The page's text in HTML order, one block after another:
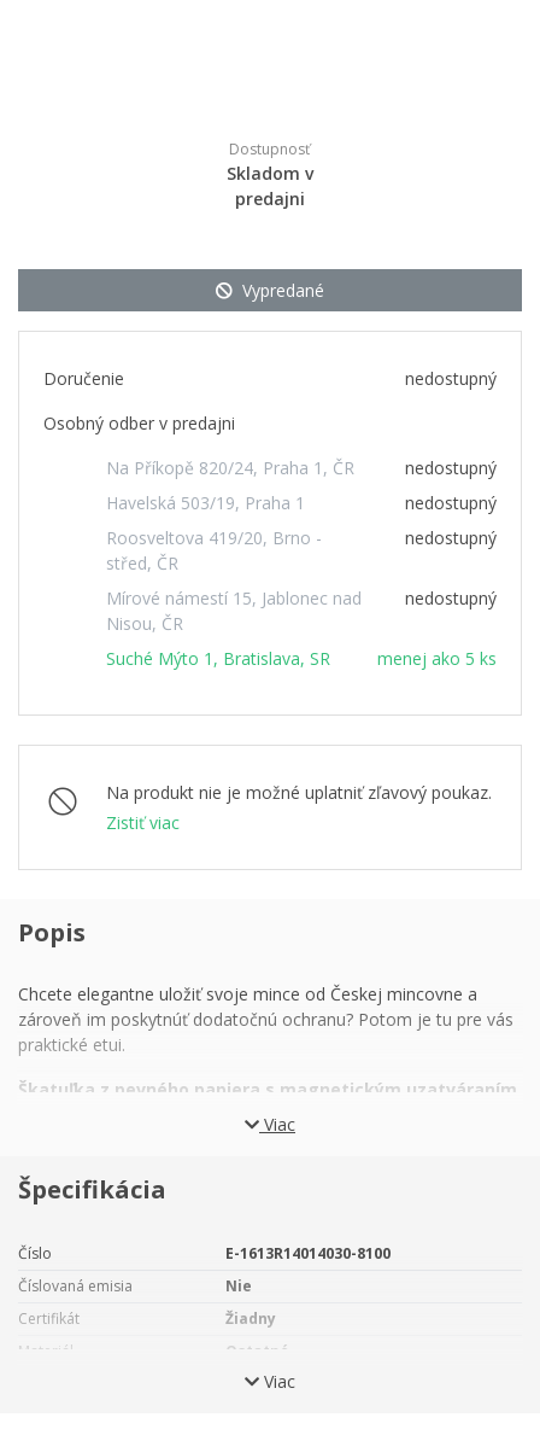
Dostupnosť
Skladom v
predajni
Vypredané
Doručenie
nedostupný
Osobný odber v predajni
Na Příkopě 820/24, Praha 1, ČR
nedostupný
Havelská 503/19, Praha 1
nedostupný
Roosveltova 419/20, Brno -
střed, ČR
nedostupný
Mírové námestí 15, Jablonec nad
Nisou, ČR
nedostupný
Suché Mýto 1, Bratislava, SR menej ako 5 ks
Na produkt nie je možné uplatniť zľavový poukaz.
Zistiť viac
Popis
Chcete elegantne uložiť svoje mince od Českej mincovne a
zároveň im poskytnúť dodatočnú ochranu? Potom je tu pre vás
praktické etui.
Škatuľka z pevného papiera s magnetickým uzatváraním
obsiahne 1 kus striebornej mince Českej mincovne
s hmotnosťou 10 trojských uncí.
Ideálne sa hodí na strieborné investičné mince, ktoré sa
predávajú v ochranných kapsliach a svoju vlastnú škatuľku
Český lev
Tolar
Viac
Špecifikácia
Číslo
E-1613R14014030-8100
Číslovaná emisia
Nie
Certifikát
Žiadny
Materiál
Ostatné
170 g Viac